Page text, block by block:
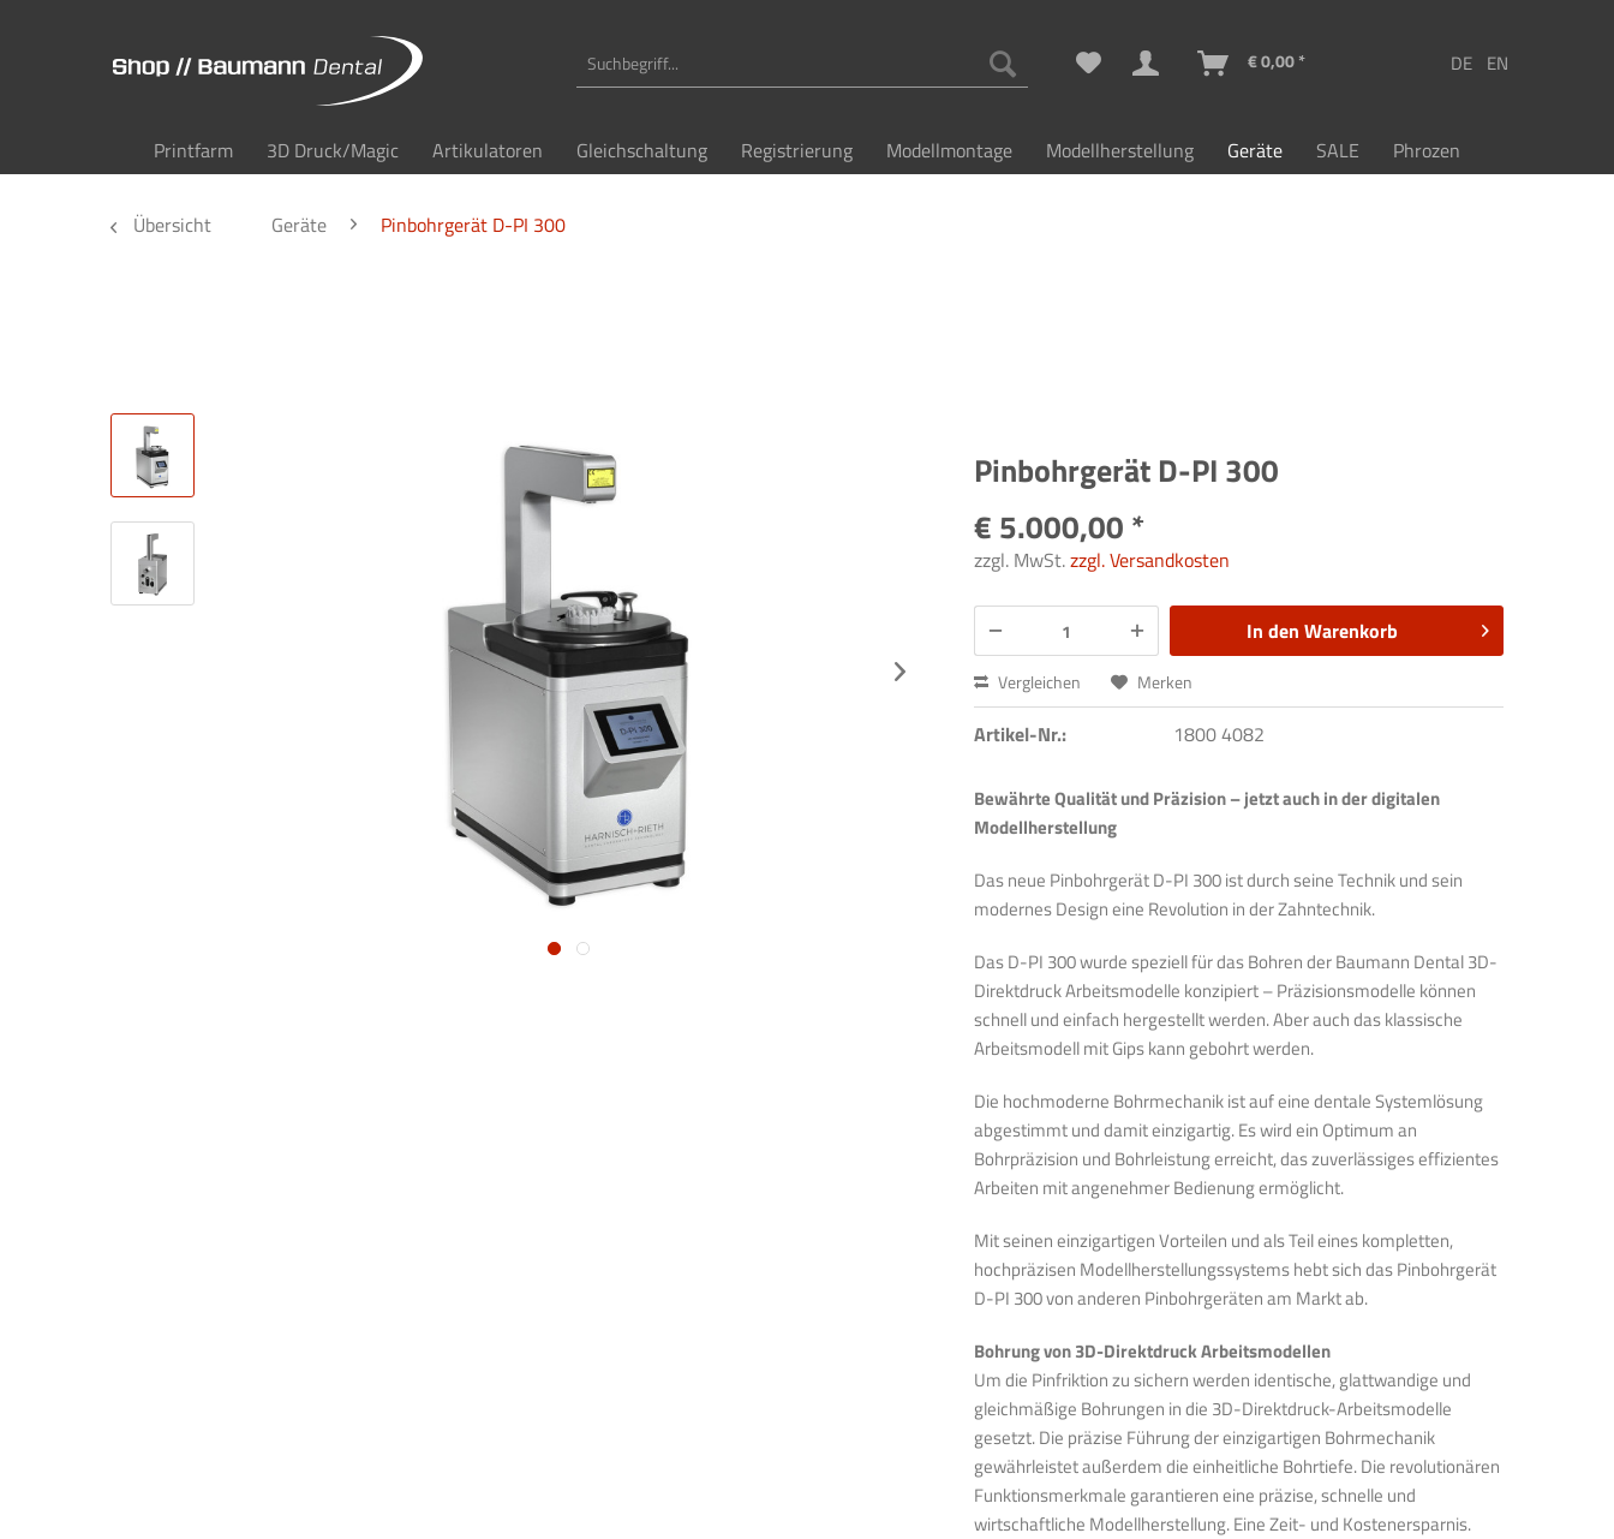
€ 0,00 *
Printfarm 3D Druck/Magic Artikulatoren Gleichschaltung Registrierung Modellmontage Modellherstellung Geräte SALE Phrozen
Übersicht Geräte Pinbohrgerät D-PI 300
Pinbohrgerät D-PI 300
€ 5.000,00 *
zzgl. MwSt.zzgl. Versandkosten
In den Warenkorb
Vergleichen Merken
Artikel-Nr.: 1800 4082
Bewährte Qualität und Präzision – jetzt auch in der digitalen
Modellherstellung
Das neue Pinbohrgerät D-PI 300 ist durch seine Technik und sein
modernes Design eine Revolution in der Zahntechnik.
Das D-PI 300 wurde speziell für das Bohren der Baumann Dental 3D-
Direktdruck Arbeitsmodelle konzipiert – Präzisionsmodelle können
schnell und einfach hergestellt werden. Aber auch das klassische
Arbeitsmodell mit Gips kann gebohrt werden.
Die hochmoderne Bohrmechanik ist auf eine dentale Systemlösung
abgestimmt und damit einzigartig. Es wird ein Optimum an
Bohrpräzision und Bohrleistung erreicht, das zuverlässiges effizientes
Arbeiten mit angenehmer Bedienung ermöglicht.
Mit seinen einzigartigen Vorteilen und als Teil eines kompletten,
hochpräzisen Modellherstellungssystems hebt sich das Pinbohrgerät
D-PI 300 von anderen Pinbohrgeräten am Markt ab.
Bohrung von 3D-Direktdruck Arbeitsmodellen
Um die Pinfriktion zu sichern werden identische, glattwandige und
gleichmäßige Bohrungen in die 3D-Direktdruck-Arbeitsmodelle
gesetzt. Die präzise Führung der einzigartigen Bohrmechanik
gewährleistet außerdem die einheitliche Bohrtiefe. Die revolutionären
Funktionsmerkmale garantieren eine präzise, schnelle und
wirtschaftliche Modellherstellung. Eine Zeit- und Kostenersparnis.